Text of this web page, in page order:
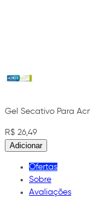
Gel Secativo Para
R$ 26,49
Adicionar
Ofertas
Sobre
Avaliações